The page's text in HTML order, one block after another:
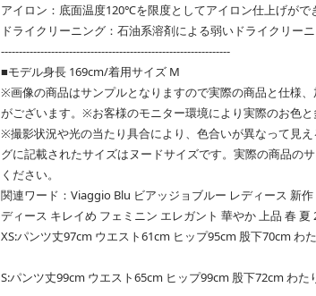
アイロン：底面温度120℃を限度としてアイロン仕上げがで
ドライクリーニング：石油系溶剤による弱いドライクリーニ
----------------------------------------------------------------
■モデル身長 169cm/着用サイズ M
※画像の商品はサンプルとなりますので実際の商品と仕様
がございます。※お客様のモニター環境により実際のお色と
※撮影状況や光の当たり具合により、色合いが異なって見
グに記載されたサイズはヌードサイズです。実際の商品の
ください。
関連ワード：Viaggio Blu ビアッジョブルー レディース 新
ディース キレイめ フェミニン エレガント 華やか 上品 春 夏
XS:パンツ丈97cm ウエスト61cm ヒップ95cm 股下70cm わ
S:パンツ丈99cm ウエスト65cm ヒップ99cm 股下72cm わた